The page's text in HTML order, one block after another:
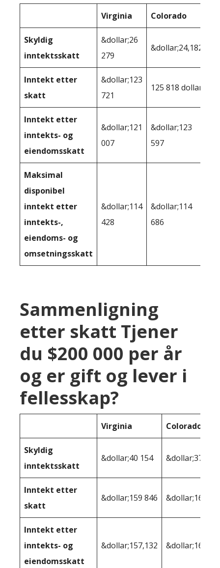
Virginia Colorado
Skyldig
inntektsskatt
&dollar;26
279
&dollar;24,182
Inntekt etter
skatt
&dollar;123
721
125 818 dollar
Inntekt etter
inntekts- og
eiendomsskatt
&dollar;121
007
&dollar;123
597
Maksimal
disponibel
inntekt etter
inntekts-,
eiendoms- og
omsetningsskatt
&dollar;114
428
&dollar;114
686
Sammenligning
etter skatt Tjener
du $200 000 per år
og er gift og lever i
fellesskap?
Virginia Colorado
Skyldig
inntektsskatt
&dollar;40 154 &dollar;37 457
Inntekt etter
skatt
&dollar;159 846 &dollar;162
Inntekt etter
inntekts- og
eiendomsskatt
&dollar;157,132